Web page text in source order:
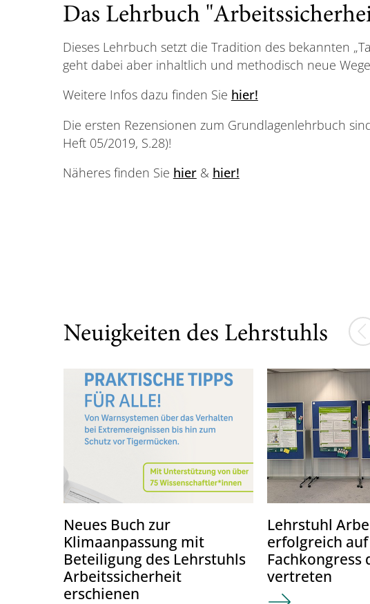
Das Lehrbuch
Dieses Lehrbuch setzt die Tradition des bekannten
geht dabei aber inhaltlich und methodisch neue
Weitere Infos dazu finden Sie hier!
Die ersten Rezensionen zum Grundlagenlehrbuch
Heft 05/2019, S.28)!
Näheres finden Sie hier & hier!
Neuigkeiten des Lehrstuhls
Neues Buch zur
Klimaanpassung mit
Beteiligung des Lehrstuhls
Arbeitssicherheit
erschienen
Lehrstuhl
erfolgreich
Fachkongress
vertreten